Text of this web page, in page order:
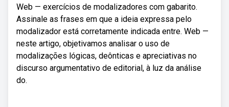
Web — exercícios de modalizadores com gabarito.
Assinale as frases em que a ideia expressa pelo
modalizador está corretamente indicada entre. Web —
neste artigo, objetivamos analisar o uso de
modalizações lógicas, deônticas e apreciativas no
discurso argumentativo de editorial, à luz da análise
do.